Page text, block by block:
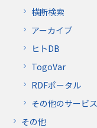
横断検索
アーカイブ
ヒトDB
TogoVar
RDFポータル
その他のサービス
その他